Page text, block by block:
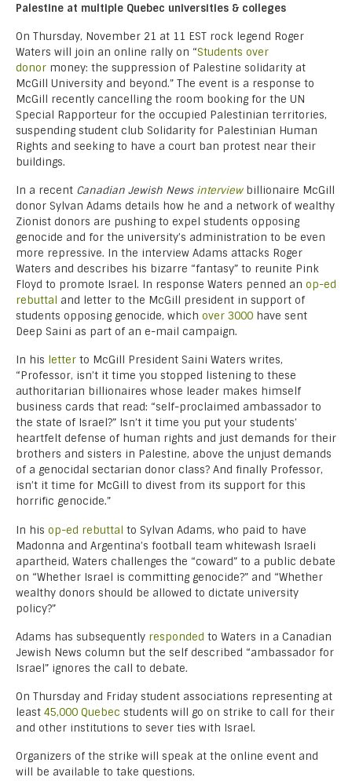
Palestine at multiple Quebec universities & colleges
On Thursday, November 21 at 11 EST rock legend Roger
Waters will join an online rally on “Students over
donor money: the suppression of Palestine solidarity at
McGill University and beyond.” The event is a response to
McGill recently cancelling the room booking for the UN
Special Rapporteur for the occupied Palestinian territories,
suspending student club Solidarity for Palestinian Human
Rights and seeking to have a court ban protest near their
buildings.
In a recent Canadian Jewish News interviewbillionaire McGill
donor Sylvan Adams details how he and a network of wealthy
Zionist donors are pushing to expel students opposing
genocide and for the university’s administration to be even
more repressive. In the interview Adams attacks Roger
Waters and describes his bizarre “fantasy” to reunite Pink
Floyd to promote Israel. In response Waters penned an op-ed
rebuttal and letter to the McGill president in support of
students opposing genocide, which over 3000 have sent
Deep Saini as part of an e-mail campaign.
In his letter to McGill President Saini Waters writes,
“Professor, isn’t it time you stopped listening to these
authoritarian billionaires whose leader makes himself
business cards that read: “self-proclaimed ambassador to
the state of Israel?” Isn’t it time you put your students’
heartfelt defense of human rights and just demands for their
brothers and sisters in Palestine, above the unjust demands
of a genocidal sectarian donor class? And finally Professor,
isn’t it time for McGill to divest from its support for this
horrific genocide.”
In his op-ed rebuttal to Sylvan Adams, who paid to have
Madonna and Argentina’s football team whitewash Israeli
apartheid, Waters challenges the “coward” to a public debate
on “Whether Israel is committing genocide?” and “Whether
wealthy donors should be allowed to dictate university
policy?”
Adams has subsequently responded to Waters in a Canadian
Jewish News column but the self described “ambassador for
Israel” ignores the call to debate.
On Thursday and Friday student associations representing at
least 45,000 Quebec students will go on strike to call for their
and other institutions to sever ties with Israel.
Organizers of the strike will speak at the online event and
will be available to take questions.